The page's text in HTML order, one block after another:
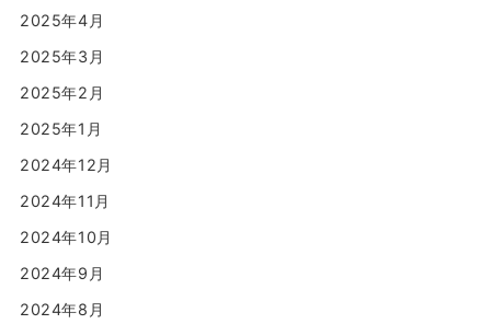
2025年4月
2025年3月
2025年2月
2025年1月
2024年12月
2024年11月
2024年10月
2024年9月
2024年8月